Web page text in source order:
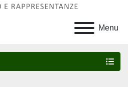
Menu